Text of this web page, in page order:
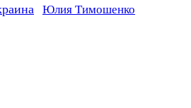
Юлия Тимошенко